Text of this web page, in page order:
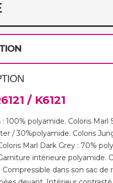
/ K6121
: 100% polyamide. Coloris Marl
/ 30%polyamide. Coloris
Marl Dark Grey : 70%
intérieure polyamide.
Compressible dans son sac de